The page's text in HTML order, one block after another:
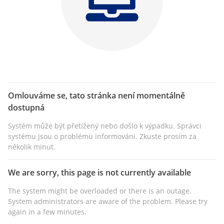
Omlouváme se, tato stránka není momentálně
dostupná
Systém může být přetížený nebo došlo k výpadku. Správci
systému jsou o problému informováni. Zkuste prosím za
několik minut.
We are sorry, this page is not currently available
The system might be overloaded or there is an outage.
System administrators are aware of the problem. Please try
again in a few minutes.